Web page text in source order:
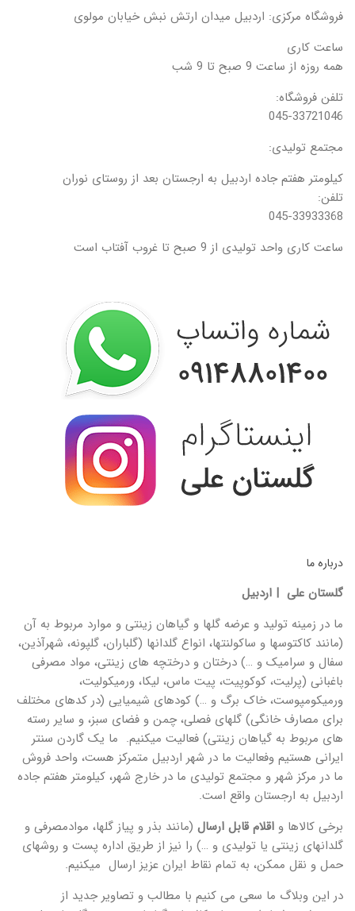
فروشگاه مرکزی: اردبیل میدان ارتش نبش خیابان مولوی
ساعت کاری
همه روزه از ساعت 9 صبح تا 9 شب
تلفن فروشگاه:
045-33721046
مجتمع تولیدی:
کیلومتر هفتم جاده اردبیل به ارجستان بعد از روستای نوران
تلفن:
045-33933368
ساعت کاری واحد تولیدی از 9 صبح تا غروب آفتاب است
درباره ما
گلستان علی | اردبیل
ما در زمینه تولید و عرضه گلها و گیاهان زینتی و موارد مربوط به آن
(مانند کاکتوسها و ساکولنتها، انواع گلدانها (گلباران، گلپونه، شهرآذین،
سفال و سرامیک و …) درختان و درختچه های زینتی، مواد مصرفی
باغبانی (پرلیت، کوکوپیت، پیت ماس، لیکا، ورمیکولیت،
ورمیکومپوست، خاک برگ و …) کودهای شیمیایی (در کدهای مختلف
برای مصارف خانگی) گلهای فصلی، چمن و فضای سبز، و سایر رسته
های مربوط به گیاهان زینتی) فعالیت میکنیم. ما یک گاردن سنتر
ایرانی هستیم وفعالیت ما در شهر اردبیل متمرکز هست، واحد فروش
ما در مرکز شهر و مجتمع تولیدی ما در خارج شهر، کیلومتر هفتم جاده
اردبیل به ارجستان واقع است.
برخی کالاها و اقلام قابل ارسال (مانند بذر و پیاز گلها، موادمصرفی و
گلدانهای زینتی یا تولیدی و …) را نیز از طریق اداره پست و روشهای
حمل و نقل ممکن، به تمام نقاط ایران عزیز ارسال میکنیم.
در این وبلاگ ما سعی می کنیم با مطالب و تصاویر جدید از